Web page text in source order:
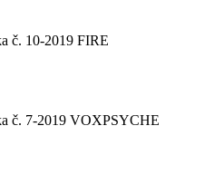
č. 10-2019 FIRE
č. 7-2019 VOXPSYCHE